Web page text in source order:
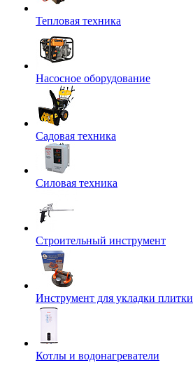
Тепловая техника
Насосное оборудование
Садовая техника
Силовая техника
Строительный инструмент
Инструмент для укладки плитки
Котлы и водонагреватели